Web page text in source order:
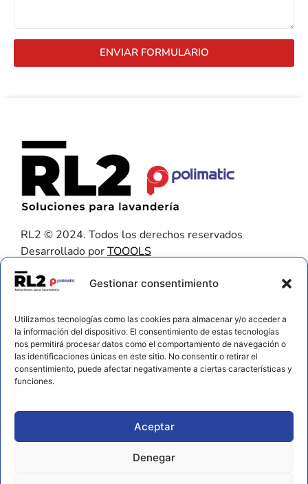
Gestionar consentimiento
Utilizamos tecnologías como las cookies para almacenar y/o acceder a
la información del dispositivo. El consentimiento de estas tecnologías
nos permitirá procesar datos como el comportamiento de navegación o
las identificaciones únicas en este sitio. No consentir o retirar el
consentimiento, puede afectar negativamente a ciertas características y
funciones.
Aceptar
Denegar
ENVIAR FORMULARIO
RL2 © 2024. Todos los derechos reservados
Desarrollado porTOOOLS
Contacto
672 202 722
info@rl2.eu
Información
Aviso legal y privacidad
Declaración de accesibilidad